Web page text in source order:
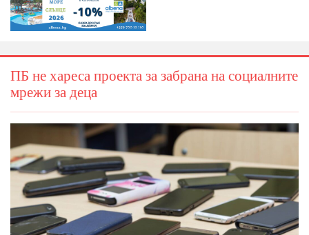
ПБ не хареса проекта за забрана на социалните
мрежи за деца